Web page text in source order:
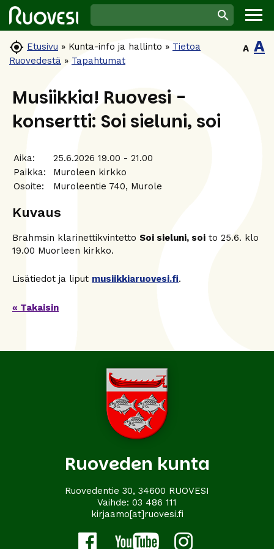
 Etusivu » Kunta-info ja hallinto » Tietoa
Ruovedestä » Tapahtumat
A A
Musiikkia! Ruovesi -
konsertti: Soi sieluni, soi
Aika:
25.6.2026 19.00 - 21.00
Paikka:
Muroleen kirkko
Osoite:
Muroleentie 740, Murole
Kuvaus
Brahmsin klarinettikvintetto Soi sieluni, soi to 25.6. klo
19.00 Muorleen kirkko.
Lisätiedot ja liput musiikkiaruovesi.fi.
« Takaisin
Ruoveden kunta
Ruovedentie 30, 34600 RUOVESI
Vaihde: 03 486 111
kirjaamo[at]ruovesi.fi